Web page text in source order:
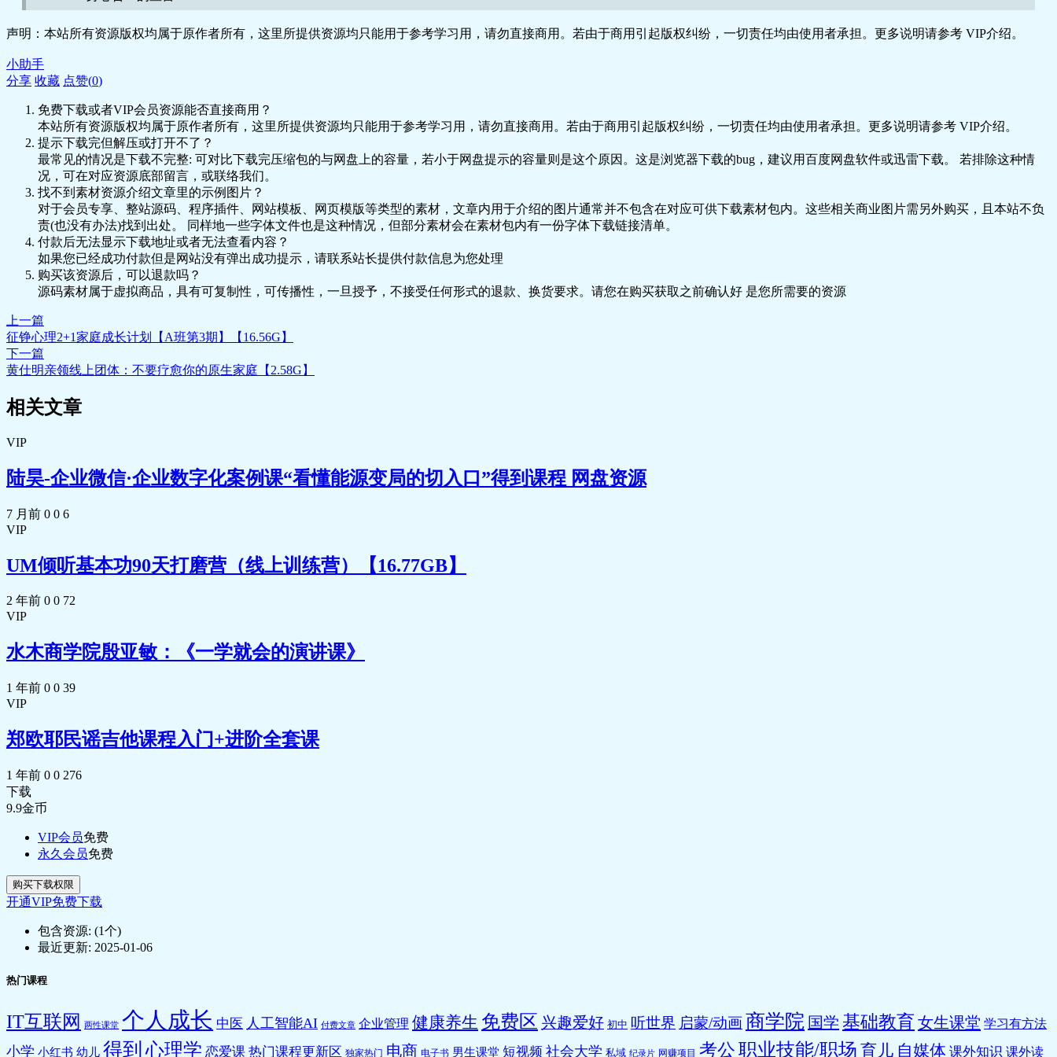
Track 4- 饮食与运动的自我强化暗示
1.请每天听不同首引导词, 你可以透过潜意识的深层导引帮你达 到身、心、灵平衡、健康和美丽的境界。
2.如果怕睡着, 请坐着听。
3.如果是情绪性肥胖, 请听第二及第三首。
4.如果是压力过大, 影响睡眠质量, 请听第三到第五首。
5.如要强化运动与饮食的动力, 请务必听第四首。
6.如果是太累导致内分泌及新陈代谢率失调, 请听第二到第五首。
7.如果怕听了太兴奋，请早晨起床时或任何白天时段听第一及 第二首。
警告：本张催眠CD不适合在你开车、走路、任何行进动作或操 作机器时聆听。 聆听催眠CD 最好是睡前半小时就播放，听到睡着也无妨。先 调整失眠, 精气神充沛, 早餐吃得好,
平衡健康的状态时，你就会自然而然地瘦下来了。 催眠瘦身——让你分分秒秒都“享”瘦！ 瘦身不需要如此痛苦、自残，或者是禁欲，瘦身可以是一个很 愉快的身心灵的清扫工
作，可以是清除情绪垃圾的一个心灵之旅。 如果你是病理性及器质性肥胖，请先咨询医师，并做适当的医疗， 再配合催眠瘦身DIY，从身心平衡的方法双管齐下，才会得到最佳
效果。 祝福想瘦的朋友们“想”瘦，“享”瘦 ，真享受，做个乐活的 享瘦族吧！
张芝华《催眠瘦身》精装本PDF
📄 催眠瘦身_精装本_完整扫描版.pdf
📄 高级强效催眠瘦身 完整原声 03.wma
📄 高级强效催眠瘦身 完整原声 05.wma
🎥 与爱共舞体验营_张芝华 02.mp4
🎥 与爱共舞体验营_张芝华 03.mp4
🎥 与爱共舞体验营_张芝华 04.mp4
🎥 与爱共舞体验营_张芝华 07.mp4
🎥 与爱共舞体验营_张芝华 08.mp4
张芝华找回内心的真爱 台湾原版
🎵 02 新颖真爱的十个秘诀.mp3
🎵 03 爱的宣言.mp3
🎵 05 真会内心的真爱引导.mp3
🎵 1引言.mp3
🎵 3写给内在小孩的一封信.mp3
🎵 4内在小孩写给你的一封信.mp3
🎵 5活出神奇之子.mp3
🎵 与源头之心对焦调频的祈祷文.mp3
声明：本站所有资源版权均属于原作者所有，这里所提供资源均只能用于参考学习用，请勿直接商用。若由于商用引起版权纠纷，一切责任均由使用者承担。更多说明请参考 VIP介绍。
小助手
分享 收藏 点赞(0)
免费下载或者VIP会员资源能否直接商用？
本站所有资源版权均属于原作者所有，这里所提供资源均只能用于参考学习用，请勿直接商用。若由于商用引起版权纠纷，一切责任均由使用者承担。更多说明请参考 VIP介绍。
提示下载完但解压或打开不了？
最常见的情况是下载不完整: 可对比下载完压缩包的与网盘上的容量，若小于网盘提示的容量则是这个原因。这是浏览器下载的bug，建议用百度网盘软件或迅雷下载。 若排除这种情
况，可在对应资源底部留言，或联络我们。
找不到素材资源介绍文章里的示例图片？
对于会员专享、整站源码、程序插件、网站模板、网页模版等类型的素材，文章内用于介绍的图片通常并不包含在对应可供下载素材包内。这些相关商业图片需另外购买，且本站不负
责(也没有办法)找到出处。 同样地一些字体文件也是这种情况，但部分素材会在素材包内有一份字体下载链接清单。
付款后无法显示下载地址或者无法查看内容？
如果您已经成功付款但是网站没有弹出成功提示，请联系站长提供付款信息为您处理
购买该资源后，可以退款吗？
源码素材属于虚拟商品，具有可复制性，可传播性，一旦授予，不接受任何形式的退款、换货要求。请您在购买获取之前确认好 是您所需要的资源
上一篇
征铮心理2+1家庭成长计划【A班第3期】【16.56G】
下一篇
黄仕明亲领线上团体：不要疗愈你的原生家庭【2.58G】
相关文章
VIP
陆昊-企业微信·企业数字化案例课“看懂能源变局的切入口”得到课程 网盘资源
7 月前 0 0 6
VIP
UM倾听基本功90天打磨营（线上训练营）【16.77GB】
2 年前 0 0 72
VIP
水木商学院殷亚敏：《一学就会的演讲课》
1 年前 0 0 39
VIP
郑欧耶民谣吉他课程入门+进阶全套课
1 年前 0 0 276
下载
9.9金币
VIP会员免费
永久会员免费
购买下载权限
开通VIP免费下载
包含资源: (1个)
最近更新: 2025-01-06
热门课程
IT互联网 两性课堂 个人成长 中医 人工智能AI 付费文章 企业管理 健康养生 免费区 兴趣爱好 初中 听世界 启蒙/动画商学院 国学 基础教育 女生课堂 学习有方法
小学 小红书 幼儿 得到 心理学 恋爱课 热门课程更新区 独家热门 电商 电子书 男生课堂 短视频 社会大学 私域 纪录片 网赚项目 考公 职业技能/职场 育儿 自媒体 课外知识 课外读